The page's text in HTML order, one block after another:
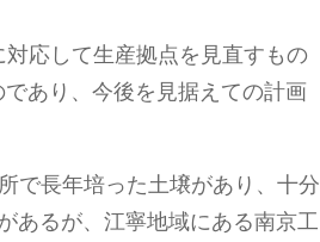
応して生産拠点を見直すもの
あり、今後を見据えての計画
で長年培った土壌があり、十分
あるが、江寧地域にある南京工